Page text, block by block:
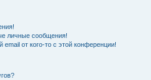
личные сообщения!
от кого-то с этой конференции!